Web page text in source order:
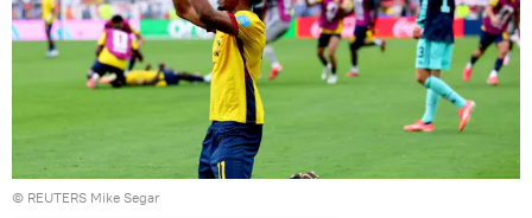
© REUTERS Mike Segar